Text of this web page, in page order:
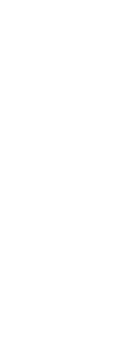
la Gravure et de